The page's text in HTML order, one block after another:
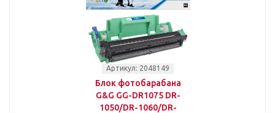
Артикул: 2048149
Блок фотобарабана
G&G GG-DR1075 DR-
1050/DR-1060/DR-